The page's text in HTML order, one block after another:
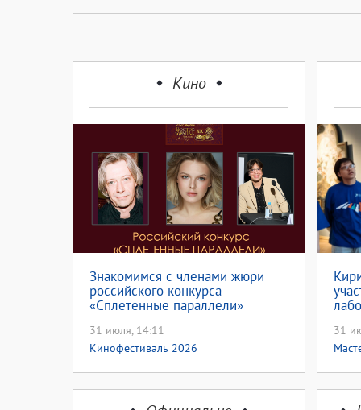
Кино
Знакомимся с членами жюри
российского конкурса
«Сплетенные параллели»
31 июля, 14:11
Кинофестиваль 2026
31